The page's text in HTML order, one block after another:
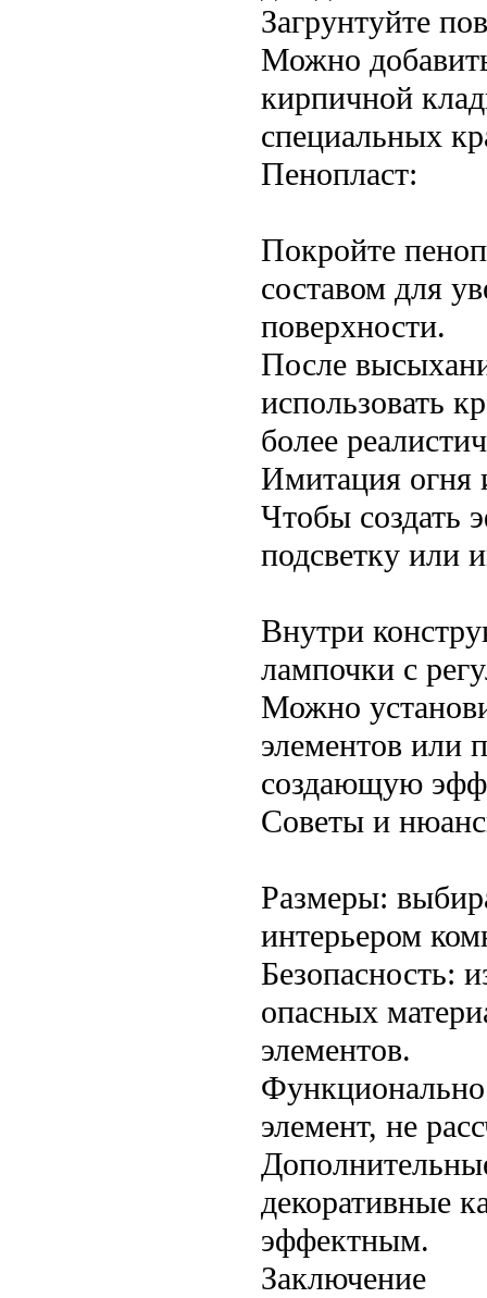
Загрунтуйте
Можно
кирпичной
специальных
Пенопласт:
Покройте
составом для
поверхности.
После
использовать
более
Имитация огня
Чтобы создать
подсветку или
Внутри
лампочки с
Можно
элементов или
создающую
Советы и
Размеры:
интерьером
Безопасность:
опасных
элементов.
элемент, не
декоративные
эффектным.
Заключение